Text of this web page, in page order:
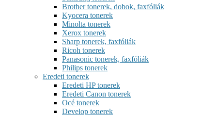
Brother tonerek, dobok, faxfóliák
Kyocera tonerek
Minolta tonerek
Xerox tonerek
Sharp tonerek, faxfóliák
Ricoh tonerek
Panasonic tonerek, faxfóliák
Philips tonerek
Eredeti tonerek
Eredeti HP tonerek
Eredeti Canon tonerek
Océ tonerek
Develop tonerek